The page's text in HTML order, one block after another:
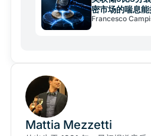
密市场的喘息能
Francesco
Mattia Mezzetti